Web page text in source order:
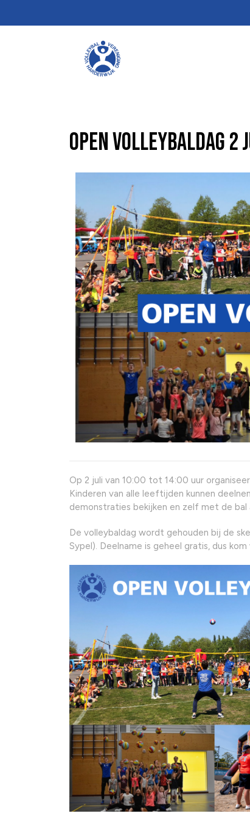
Open volleybaldag 2
Op 2 juli van 10:00 tot 14:00 uur
Kinderen van alle leeftijden kunnen
demonstraties bekijken en zelf met de bal
De volleybaldag wordt gehouden bij de
Sypel). Deelname is geheel gratis, dus